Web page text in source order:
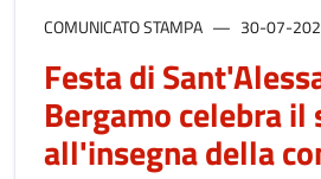
COMUNICATO STAMPA 30-07-
Festa di
Bergamo celebra il
all'insegna della